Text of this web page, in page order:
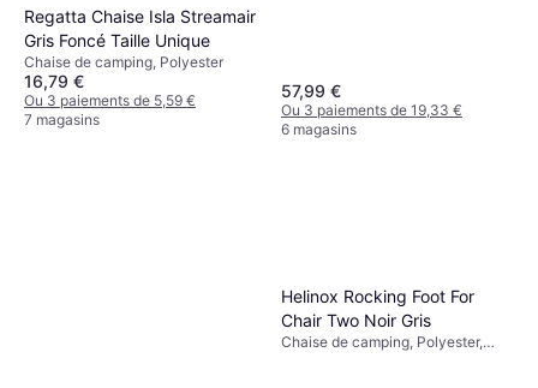
Regatta Chaise Isla Streamair
Gris Foncé Taille Unique
Chaise de camping, Polyester
16,79 €
Ou 3 paiements de 5,59 €
7 magasins
57,99 €
Ou 3 paiements de 19,33 €
6 magasins
Helinox Rocking Foot For
Chair Two Noir Gris
Chaise de camping, Polyester,